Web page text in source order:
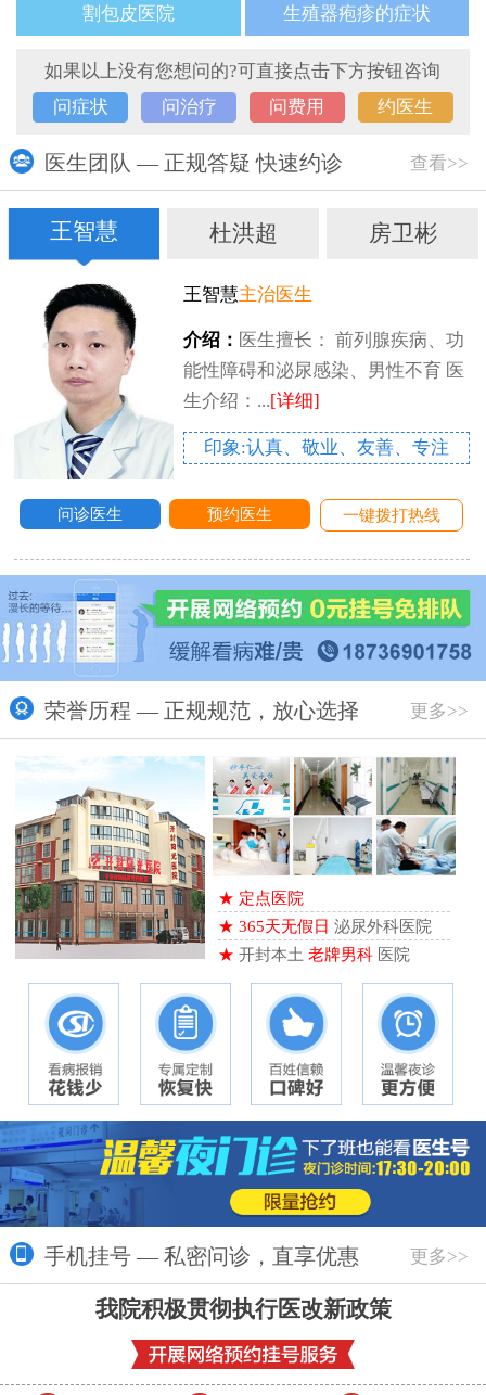
割包皮医院 生殖器疱疹的症状
如果以上没有您想问的?可直接点击下方按钮咨询
问症状
问治疗 问费用 约医生
医生团队 — 正规答疑 快速约诊 查看>>
王智慧 杜洪超 房卫彬
王智慧主治医生
介绍： 医生擅长： 前列腺疾病、功
能性障碍和泌尿感染、男性不育 医
生介绍：...[详细]
印象:认真、敬业、友善、专注
问诊医生 预约医生 一键拨打热线
荣誉历程 — 正规规范，放心选择 更多>>
★ 定点医院
★ 365天无假日 泌尿外科医院
★ 开封本土 老牌男科医院
手机挂号 — 私密问诊，直享优惠 更多>>
我院积极贯彻执行医改新政策